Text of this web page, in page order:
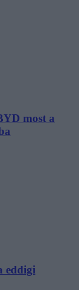
most a
eddigi